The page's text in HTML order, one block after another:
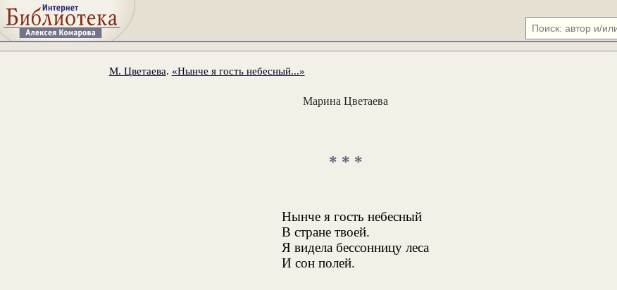
М. Цветаева. «Нынче я гость небесный...»
Марина Цветаева
* * *
Нынче я гость небесный
В стране твоей.
Я видела бессонницу леса
И сон полей.